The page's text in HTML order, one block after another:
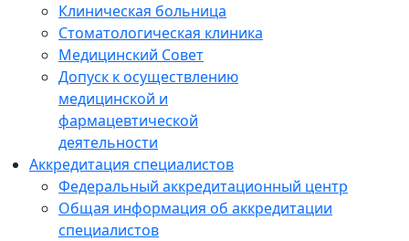
Клиническая больница
Стоматологическая клиника
Медицинский Совет
Допуск к осуществлению
медицинской и
фармацевтической
деятельности
Аккредитация специалистов
Федеральный аккредитационный центр
Общая информация об аккредитации
специалистов